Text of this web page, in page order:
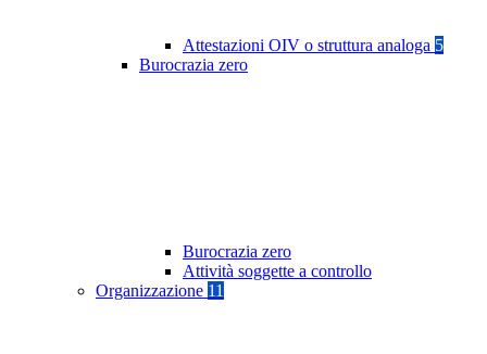
Attestazioni OIV o struttura analoga 5
Burocrazia zero
Burocrazia zero
Attività soggette a controllo
Organizzazione 11